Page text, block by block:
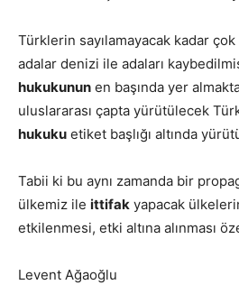
Türklerin sayılamayacak kadar çok
adalar denizi ile adaları
hukukunun en başında yer
uluslararası çapta yürütülecek
hukuku etiket başlığı altında
Tabii ki bu aynı zamanda bir
ülkemiz ile ittifak yapacak
etkilenmesi, etki altına alınması
Levent Ağaoğlu